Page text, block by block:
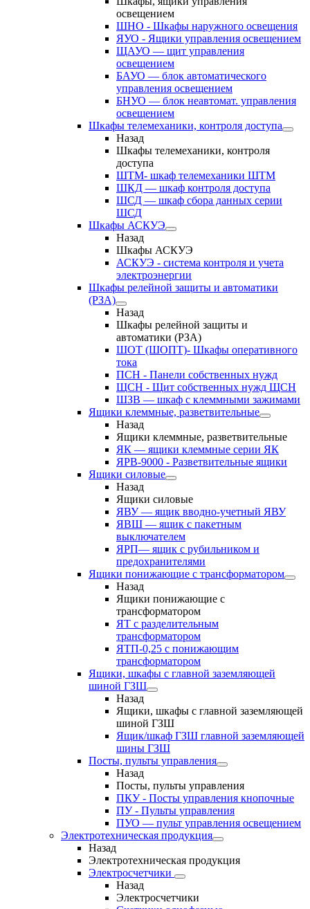
освещением
ШНО - Шкафы наружного освещения
ЯУО - Ящики управления освещением
ЩАУО — щит управления
освещением
БАУО — блок автоматического
управления освещением
БНУО — блок неавтомат. управления
освещением
Шкафы телемеханики, контроля доступа
Назад
Шкафы телемеханики, контроля
доступа
ШТМ- шкаф телемеханики ШТМ
ШКД — шкаф контроля доступа
ШСД — шкаф сбора данных серии
ШСД
Шкафы АСКУЭ
Назад
Шкафы АСКУЭ
АСКУЭ - система контроля и учета
электроэнергии
Шкафы релейной защиты и автоматики
(РЗА)
Назад
Шкафы релейной защиты и
автоматики (РЗА)
ШОТ (ШОПТ)- Шкафы оперативного
тока
ПСН - Панели собственных нужд
ЩСН - Щит собственных нужд ЩСН
ШЗВ — шкаф с клеммными зажимами
Ящики клеммные, разветвительные
Назад
Ящики клеммные, разветвительные
ЯК — ящики клеммные серии ЯК
ЯРВ-9000 - Разветвительные ящики
Ящики силовые
Назад
Ящики силовые
ЯВУ — ящик вводно-учетный ЯВУ
ЯВШ — ящик с пакетным
выключателем
ЯРП— ящик с рубильником и
предохранителями
Ящики понижающие с трансформатором
Назад
Ящики понижающие с
трансформатором
ЯТ с разделительным
трансформатором
ЯТП-0,25 с понижающим
трансформатором
Ящики, шкафы с главной заземляющей
шиной ГЗШ
Назад
Ящики, шкафы с главной заземляющей
шиной ГЗШ
Ящик/шкаф ГЗШ главной заземляющей
шины ГЗШ
Посты, пульты управления
Назад
Посты, пульты управления
ПКУ - Посты управления кнопочные
ПУ - Пульты управления
ПУО — пульт управления освещением
Электротехническая продукция
Назад
Электротехническая продукция
Электросчетчики
Назад
Электросчетчики